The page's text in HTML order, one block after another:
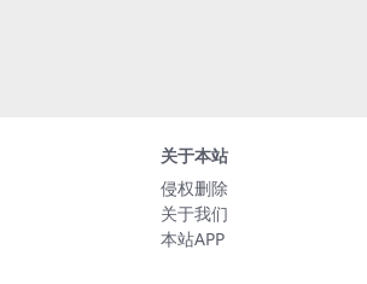
关于本站
侵权删除
关于我们
本站APP